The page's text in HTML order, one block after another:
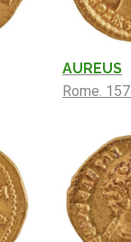
AUREUS
Rome.